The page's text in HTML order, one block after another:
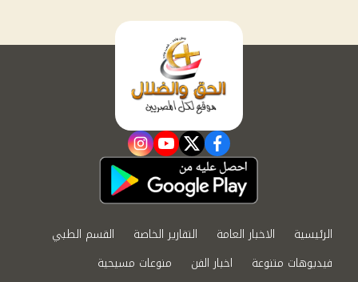
facebook
twitter
youtube
instagram
الرئيسية الاخبار العامة التقارير الخاصة
القسم الطبي
فيديوهات متنوعة
اخبار الفن
منوعات مسيحية